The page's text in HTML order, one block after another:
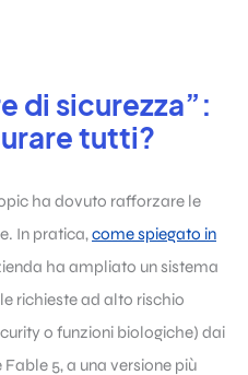
di sicurezza”:
tutti?
ha dovuto rafforzare le
In pratica,come spiegato in
ha ampliato un sistema
richieste ad alto rischio
o funzioni biologiche) dai
5, a una versione più